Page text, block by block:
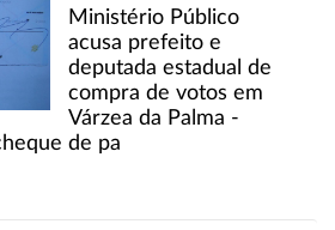
Ministério Público
acusa prefeito e
deputada estadual de
compra de votos em
Várzea da Palma -
de pa